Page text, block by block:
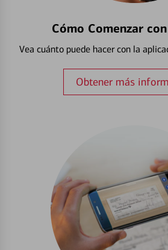
Cómo Comenzar
Vea cuánto puede hacer con la
Obtener más